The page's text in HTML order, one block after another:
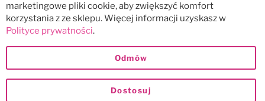
marketingowe pliki cookie, aby zwiększyć komfort
korzystania z ze sklepu. Więcej informacji uzyskasz w
Polityce prywatności.
Dostosuj
Odmów